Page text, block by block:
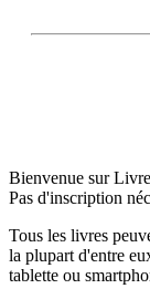
Bienvenue sur
Pas d'inscription
Tous les livres
la plupart d'entre
tablette ou